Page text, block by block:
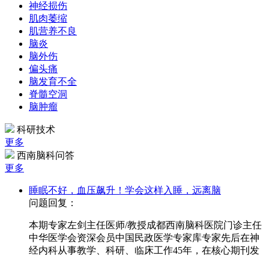
神经损伤
肌肉萎缩
肌营养不良
脑炎
脑外伤
偏头痛
脑发育不全
脊髓空洞
脑肿瘤
科研技术
更多
西南脑科问答
更多
睡眠不好，血压飙升！学会这样入睡，远离脑
问题回复：
本期专家左剑主任医师/教授成都西南脑科医院门诊主任
中华医学会资深会员中国民政医学专家库专家先后在神
经内科从事教学、科研、临床工作45年，在核心期刊发